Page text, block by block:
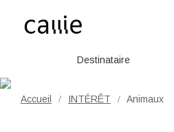
Destinataire
Accueil / INTÉRÊT / Animaux